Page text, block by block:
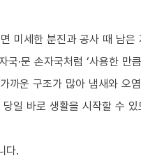
미세한 분진과 공사 때 남은
·문 손자국처럼 ‘사용한 만
운 구조가 많아 냄새와 오
일 바로 생활을 시작할 수
다.